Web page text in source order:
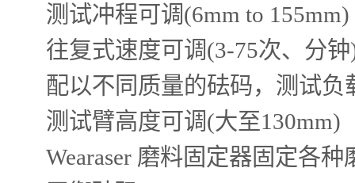
测试冲程可调(6mm to 155mm)
往复式速度可调(3-75次、分钟
配以不同质量的砝码，测试负
测试臂高度可调(大至130mm)
Wearaser 磨料固定器固定各种